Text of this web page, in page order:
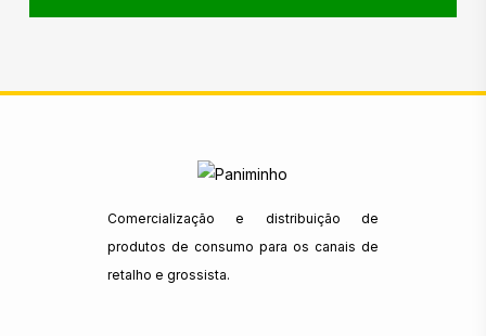
Comercialização e distribuição de
produtos de consumo para os canais de
retalho e grossista.